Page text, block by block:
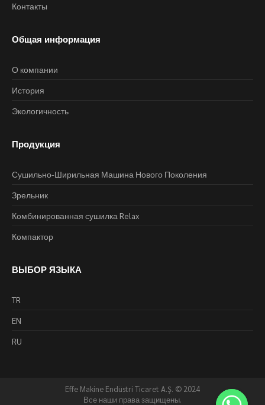
Контакты
Общая информация
О компании
История
Экологичность
Продукция
Сушильно-Ширильная Машина Нового Поколения
Зрельник
Комбинированная сушилка Relax
Компактор
ВЫБОР ЯЗЫКА
TR
EN
RU
Effe Makine Endüstri Ticaret A.Ş. © 2024
Все наши права защищены.